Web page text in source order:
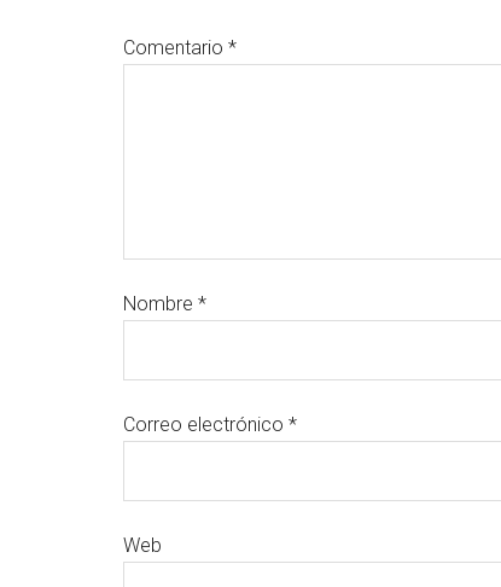
Comentario *
Nombre *
Correo electrónico *
Web